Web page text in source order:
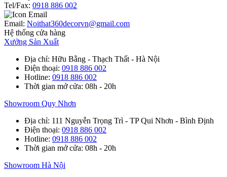
Tel/Fax: 0918 886 002
Email: Noithat360decorvn@gmail.com
Hệ thống cửa hàng
Xưởng Sản Xuất
Địa chỉ: Hữu Bằng - Thạch Thất - Hà Nội
Điện thoại: 0918 886 002
Hotline: 0918 886 002
Thời gian mở cửa: 08h - 20h
Showroom Quy Nhơn
Địa chỉ: 111 Nguyễn Trọng Trì - TP Qui Nhơn - Bình Định
Điện thoại: 0918 886 002
Hotline: 0918 886 002
Thời gian mở cửa: 08h - 20h
Showroom Hà Nội